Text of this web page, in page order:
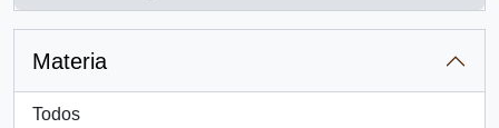
Materia
Todos